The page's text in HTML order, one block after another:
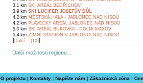
3,1 km SKI AREÁL BEDŘICHOV
3,9 km SKI LUCIFER JOSEFŮV DŮL
4,2 km MĚSTSKÁ HALA - JABLONEC NAD NISOU
4,2 km PLAVECKÝ AREÁL JABLONEC NAD NISOU
5,0 km SKI AREÁL BUKOVKA - DOLNÍ MAXOV
5,4 km ZIMNÍ STADION V JABLONCI NAD NISOU
[Další... (10)]
Další možnosti regionu ...
O projektu| Kontakty| Napište nám| Zákaznická zóna |